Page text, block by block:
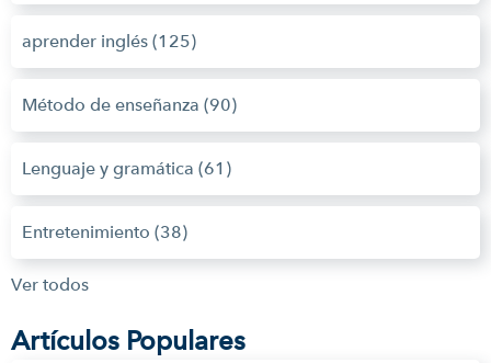
aprender inglés (125)
Método de enseñanza (90)
Lenguaje y gramática (61)
Entretenimiento (38)
Ver todos
Artículos Populares